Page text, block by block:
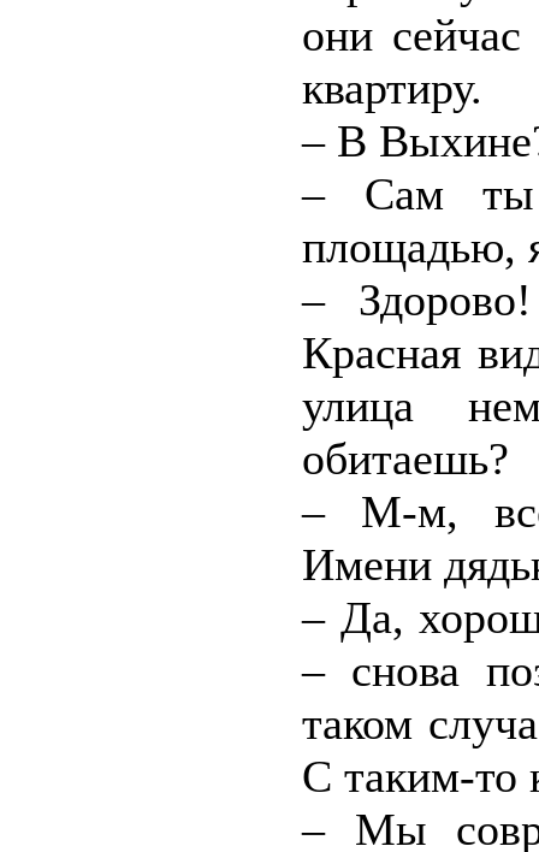
они
квартиру.
– В
– Сам ты
площадью,
–
Красная
улица
обитаешь?
– М-м,
Имени
– Да,
– снова
таком
С таким-то
– Мы